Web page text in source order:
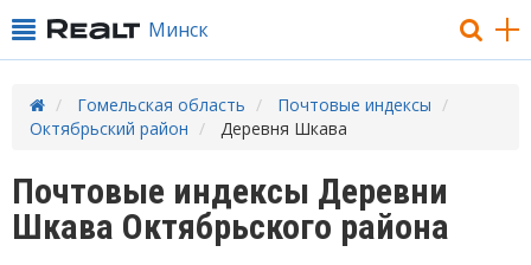
Минск
Гомельская область
Почтовые индексы
Октябрьский район
Деревня Шкава
Почтовые индексы Деревни
Шкава Октябрьского района